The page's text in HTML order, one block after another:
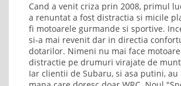
Cand a venit criza prin 2008, primul
a renuntat a fost distractia si micile
fi motoarele gurmande si sportive.
si-a mai revenit dar in directia
dotarilor. Nimeni nu mai face
distractie pe drumuri virajate de
Iar clientii de Subaru, si asa putini, au